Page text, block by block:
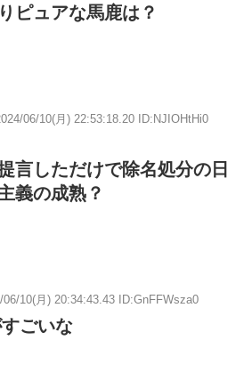
ピュアな馬鹿は？
06/10(月) 22:53:18.20 ID:NJIOHtHi0
言しただけで除名処分の日
義の成熟？
06/10(月) 20:34:43.43 ID:GnFFWsza0
ごいな